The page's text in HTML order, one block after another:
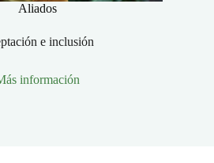
Aliados
e inclusión
información